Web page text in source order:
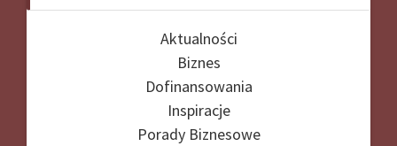
Aktualności
Biznes
Dofinansowania
Inspiracje
Porady Biznesowe